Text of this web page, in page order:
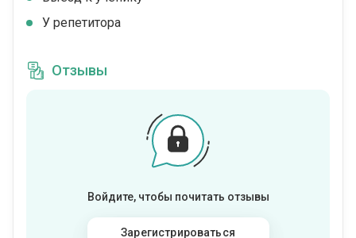
У репетитора
Отзывы
Войдите, чтобы почитать отзывы
Зарегистрироваться